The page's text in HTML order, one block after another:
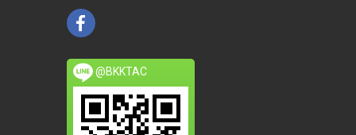
@BKKTAC